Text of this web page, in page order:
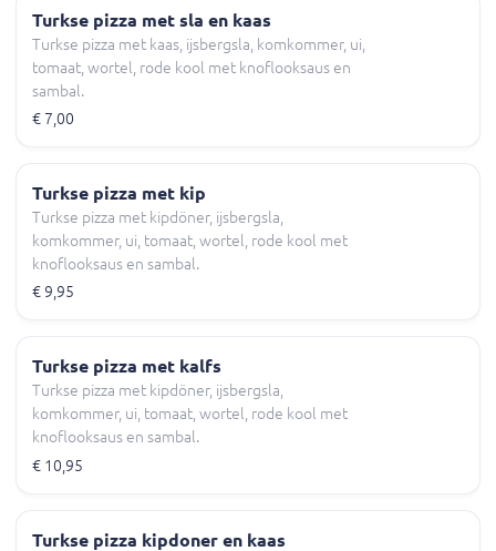
Turkse pizza met sla en kaas
Turkse pizza met kaas, ijsbergsla, komkommer, ui,
tomaat, wortel, rode kool met knoflooksaus en
sambal.
€ 7,00
Turkse pizza met kip
Turkse pizza met kipdöner, ijsbergsla,
komkommer, ui, tomaat, wortel, rode kool met
knoflooksaus en sambal.
€ 9,95
Turkse pizza met kalfs
Turkse pizza met kipdöner, ijsbergsla,
komkommer, ui, tomaat, wortel, rode kool met
knoflooksaus en sambal.
€ 10,95
Turkse pizza kipdoner en kaas